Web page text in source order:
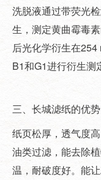
洗脱液通过带荧光
生，测定黄曲霉毒
后光化学衍生在
B1和G1进行衍生测
三、长城滤纸的优势
纸页松厚，透气度
油类过滤，能去除
温，耐破度好。能